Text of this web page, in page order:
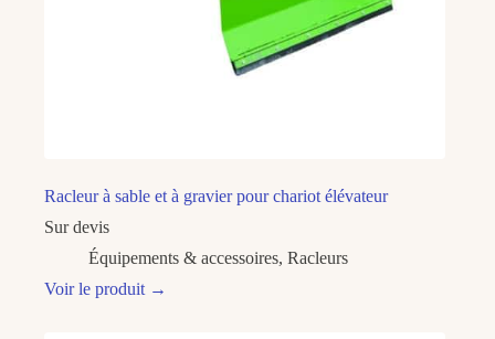
Racleur à sable et à gravier pour chariot élévateur
Sur devis
Équipements & accessoires, Racleurs
Voir le produit →